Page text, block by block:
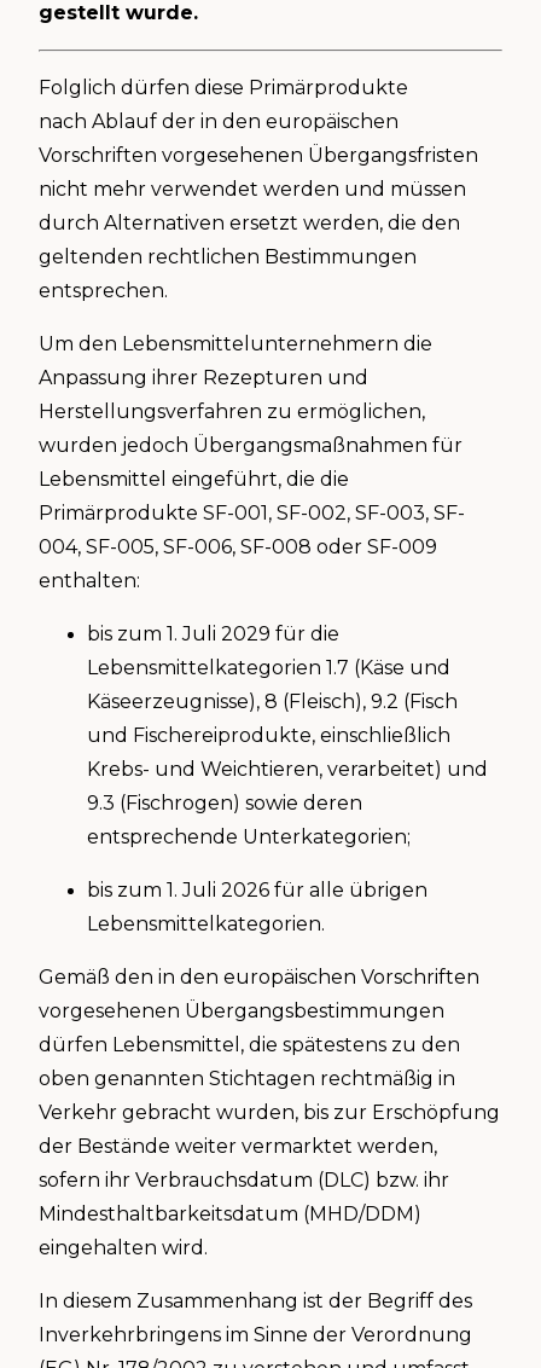
gestellt wurde.
Folglich dürfen diese Primärprodukte
nach Ablauf der in den europäischen
Vorschriften vorgesehenen Übergangsfristen
nicht mehr verwendet werden und müssen
durch Alternativen ersetzt werden, die den
geltenden rechtlichen Bestimmungen
entsprechen.
Um den Lebensmittelunternehmern die
Anpassung ihrer Rezepturen und
Herstellungsverfahren zu ermöglichen,
wurden jedoch Übergangsmaßnahmen für
Lebensmittel eingeführt, die die
Primärprodukte SF-001, SF-002, SF-003, SF-
004, SF-005, SF-006, SF-008 oder SF-009
enthalten:
bis zum 1. Juli 2029 für die
Lebensmittelkategorien 1.7 (Käse und
Käseerzeugnisse), 8 (Fleisch), 9.2 (Fisch
und Fischereiprodukte, einschließlich
Krebs- und Weichtieren, verarbeitet) und
9.3 (Fischrogen) sowie deren
entsprechende Unterkategorien;
bis zum 1. Juli 2026 für alle übrigen
Lebensmittelkategorien.
Gemäß den in den europäischen Vorschriften
vorgesehenen Übergangsbestimmungen
dürfen Lebensmittel, die spätestens zu den
oben genannten Stichtagen rechtmäßig in
Verkehr gebracht wurden, bis zur Erschöpfung
der Bestände weiter vermarktet werden,
sofern ihr Verbrauchsdatum (DLC) bzw. ihr
Mindesthaltbarkeitsdatum (MHD/DDM)
eingehalten wird.
In diesem Zusammenhang ist der Begriff des
Inverkehrbringens im Sinne der Verordnung